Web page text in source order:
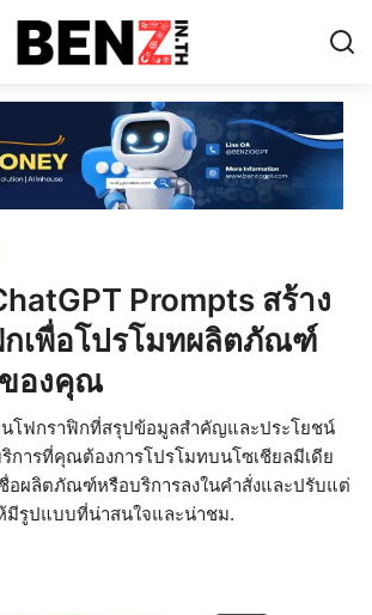
Prompts สร้าง
เพื่อโปรโมทผลิตภัณฑ์
องคุณ
นโฟกราฟิกที่สรุปข้อมูลสำคัญและประโยชน์
ารที่คุณต้องการโปรโมทบนโซเชียลมีเดีย
ผลิตภัณฑ์หรือบริการลงในคำสั่งและปรับแต่
มีรูปแบบที่น่าสนใจและน่าชม.